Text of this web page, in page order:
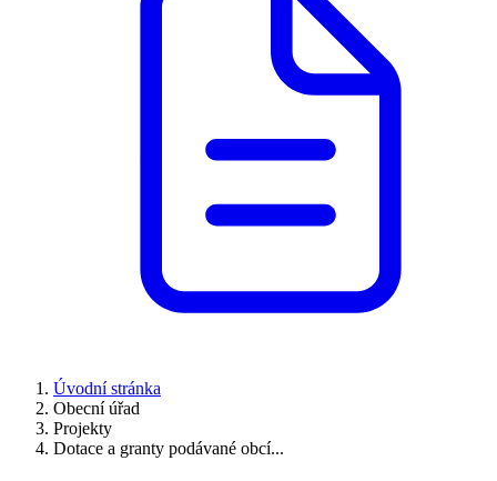
Úvodní stránka
Obecní úřad
Projekty
Dotace a granty podávané obcí...